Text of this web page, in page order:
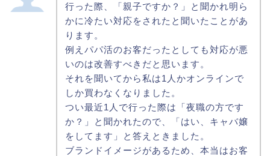
行った際、「親子ですか？」と聞かれ明ら
かに冷たい対応をされたと聞いたことがあ
ります。
例えパパ活のお客だったとしても対応が悪
いのは改善すべきだと思います。
それを聞いてから私は1人かオンラインで
しか買わなくなりました。
つい最近1人で行った際は「夜職の方です
か？」と聞かれたので、「はい、キャバ嬢
をしてます」と答えときました。
ブランドイメージがあるため、本当はお客